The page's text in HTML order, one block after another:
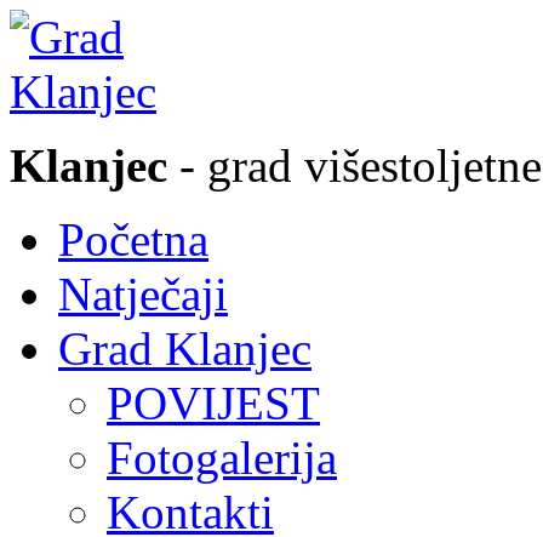
Klanjec - grad
Početna
Natječaji
Grad Klanjec
POVIJEST
Fotogalerija
Kontakti